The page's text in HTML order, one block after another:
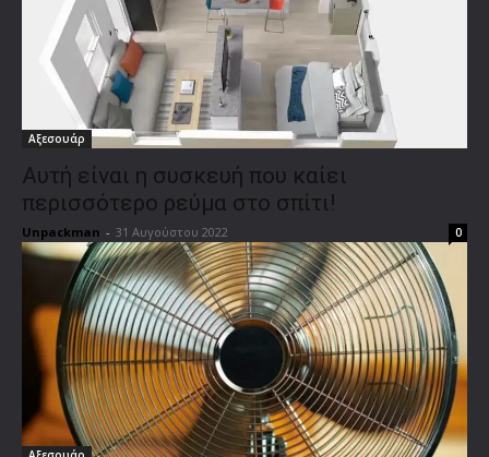
Αξεσουάρ
Αυτή είναι η συσκευή που καίει
περισσότερο ρεύμα στο σπίτι!
Unpackman - 31 Αυγούστου 2022 0